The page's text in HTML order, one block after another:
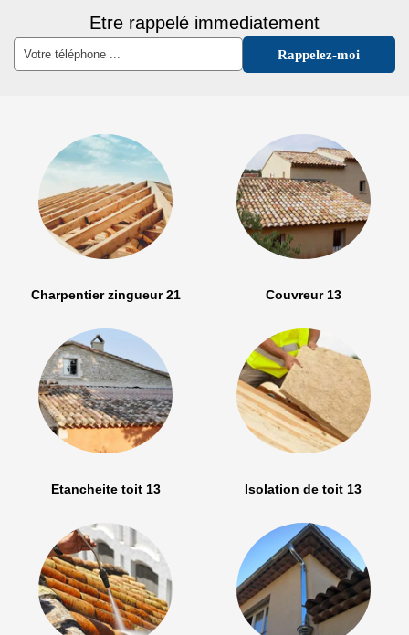
Etre rappelé immediatement
Charpentier zingueur 21 Couvreur 13
Etancheite toit 13 Isolation de toit 13